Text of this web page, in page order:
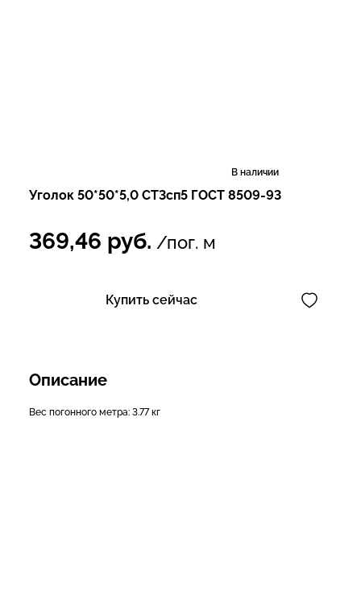
В наличии
Уголок 50*50*5,0 СТ3сп5 ГОСТ 8509-93
369,46 руб. /пог. м
Купить сейчас
Описание
Вес погонного метра: 3.77 кг